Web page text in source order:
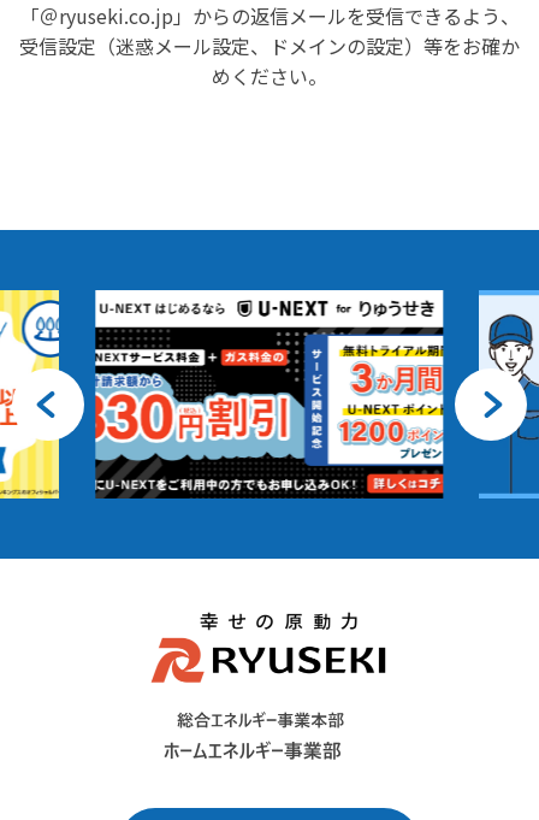
「＠ryuseki.co.jp」からの返信メールを受信できるよう、
受信設定（迷惑メール設定、ドメインの設定）等をお確か
めください。